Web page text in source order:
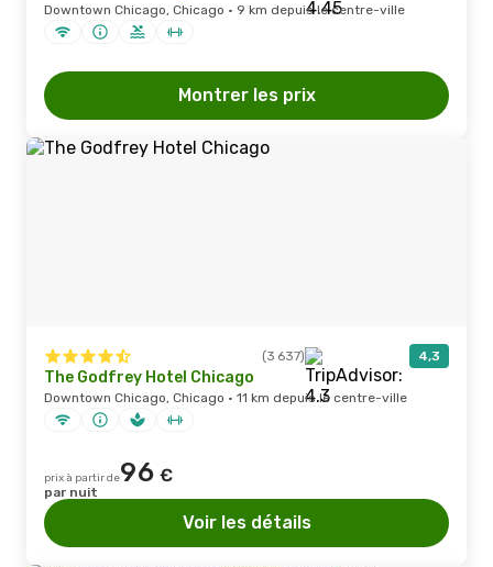
Downtown Chicago, Chicago · 9 km depuis le centre-ville
Montrer les prix
(3 637) 4,3
The Godfrey Hotel Chicago
Downtown Chicago, Chicago · 11 km depuis le centre-ville
prix à partir de96 €
par nuit
Voir les détails